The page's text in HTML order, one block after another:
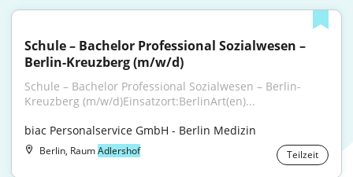
Schule – Bachelor Professional Sozialwesen –
Berlin-Kreuzberg (m/w/d)
Schule – Bachelor Professional Sozialwesen – Berlin-
Kreuzberg (m⁠/⁠w⁠/⁠d)Einsatzort:BerlinArt(en)...
biac Personalservice GmbH - Berlin Medizin
Berlin, RaumAdlershof Teilzeit